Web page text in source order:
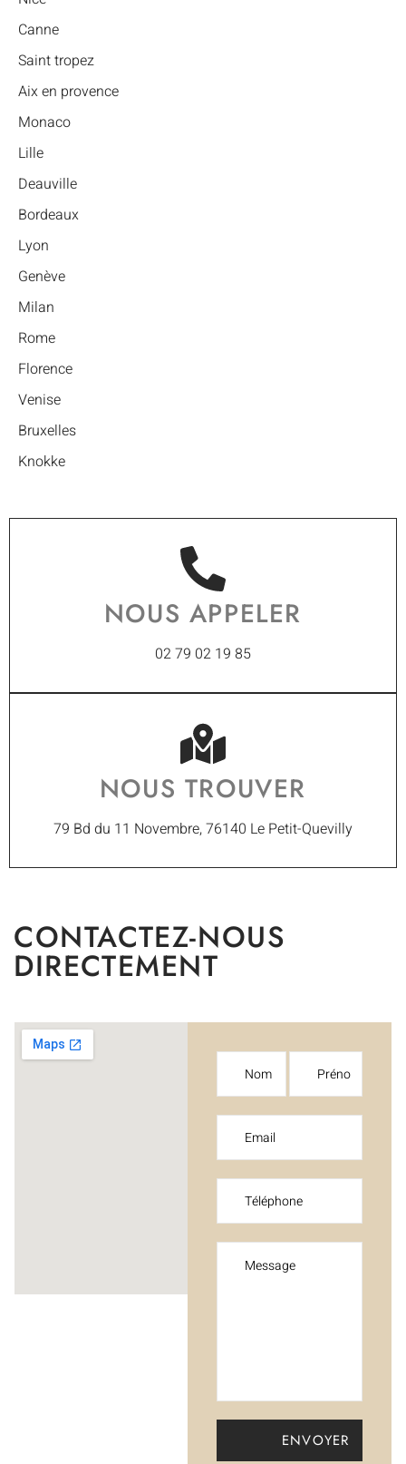
Canne
Saint tropez
Aix en provence
Monaco
Lille
Deauville
Bordeaux
Lyon
Genève
Milan
Rome
Florence
Venise
Bruxelles
Knokke
NOUS APPELER
02 79 02 19 85
NOUS TROUVER
79 Bd du 11 Novembre, 76140 Le Petit-Quevilly
CONTACTEZ-NOUS
DIRECTEMENT